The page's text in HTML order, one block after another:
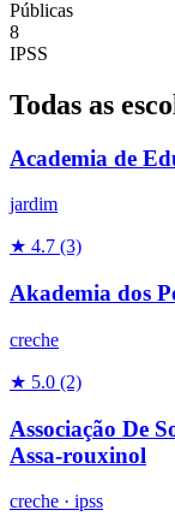
Públicas
8
IPSS
Todas as
Academia de
jardim
★ 4.7 (3)
Akademia dos
creche
★ 5.0 (2)
Associação De
Assa-rouxinol
creche · ipss